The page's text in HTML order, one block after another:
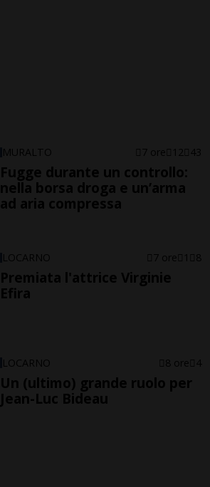
MURALTO 7 ore 12 43
Fugge durante un controllo:
nella borsa droga e un’arma
ad aria compressa
LOCARNO 7 ore 1 8
Premiata l'attrice Virginie
Efira
LOCARNO 8 ore 4
Un (ultimo) grande ruolo per
Jean-Luc Bideau